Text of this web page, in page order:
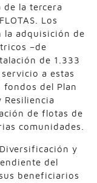
la tercera
Los
la adquisición de
–de
de 1.333
a estas
del Plan
Resiliencia
de flotas de
comunidades.
y
del
beneficiarios